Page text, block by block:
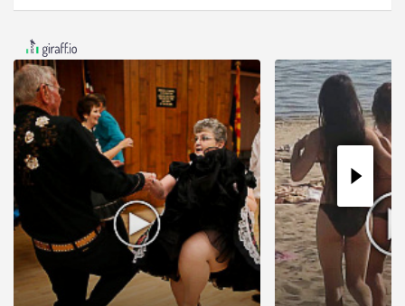
а
ц
и
я
п
о
з
а
п